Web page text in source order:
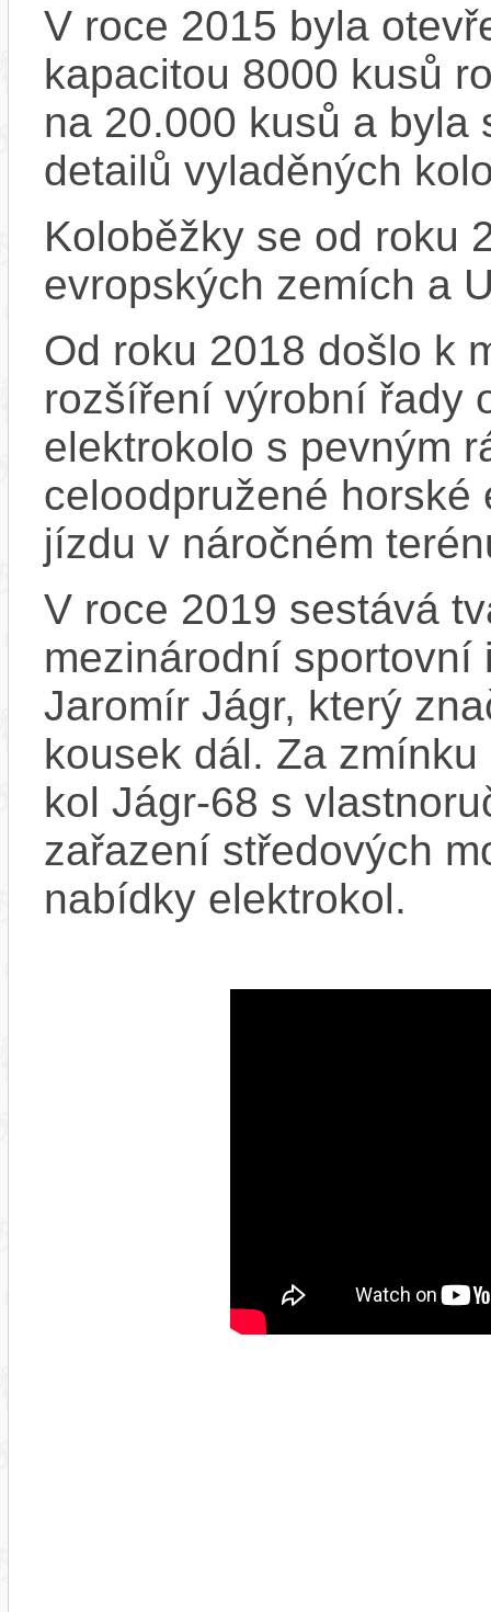
V roce 2015 byla
kapacitou 8000 kusů
na 20.000 kusů a byla
detailů vyladěných
Koloběžky se od roku
evropských zemích a
Od roku 2018 došlo k
rozšíření výrobní řady
elektrokolo s pevným
celoodpružené
jízdu v náročném
V roce 2019 sestává
mezinárodní sportovní
Jaromír Jágr, který
kousek dál. Za
kol Jágr-68 s
zařazení středových
nabídky elektrokol.